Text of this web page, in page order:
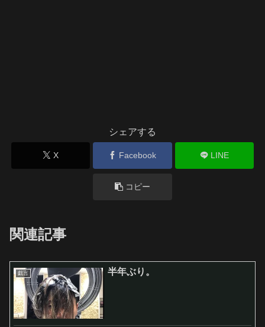
シェアする
X Facebook LINE
コピー
関連記事
戯言 半年ぶり。